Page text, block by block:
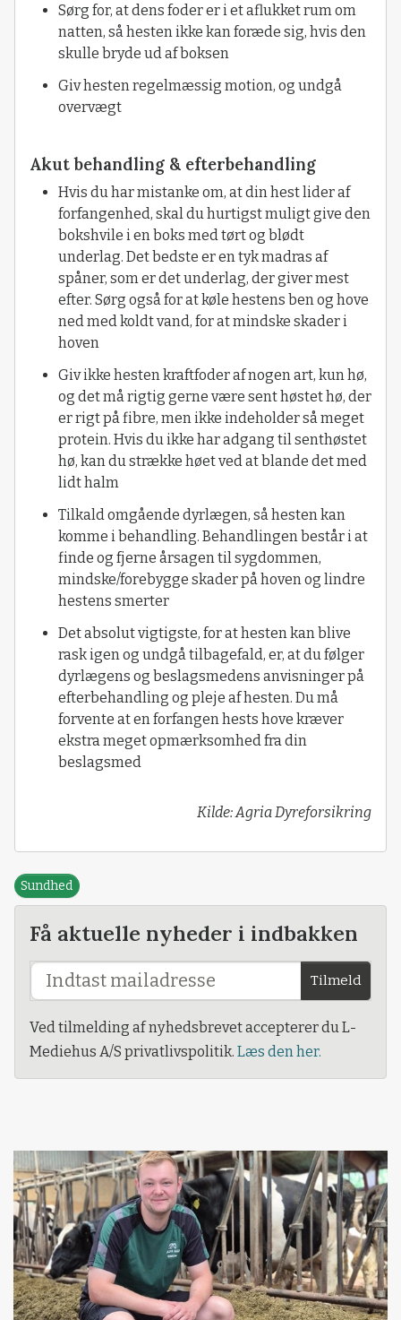
Sørg for, at dens foder er i et aflukket rum om
natten, så hesten ikke kan foræde sig, hvis den
skulle bryde ud af boksen
Giv hesten regelmæssig motion, og undgå
overvægt
Akut behandling & efterbehandling
Hvis du har mistanke om, at din hest lider af
forfangenhed, skal du hurtigst muligt give den
bokshvile i en boks med tørt og blødt
underlag. Det bedste er en tyk madras af
spåner, som er det underlag, der giver mest
efter. Sørg også for at køle hestens ben og hove
ned med koldt vand, for at mindske skader i
hoven
Giv ikke hesten kraftfoder af nogen art, kun hø,
og det må rigtig gerne være sent høstet hø, der
er rigt på fibre, men ikke indeholder så meget
protein. Hvis du ikke har adgang til senthøstet
hø, kan du strække høet ved at blande det med
lidt halm
Tilkald omgående dyrlægen, så hesten kan
komme i behandling. Behandlingen består i at
finde og fjerne årsagen til sygdommen,
mindske/forebygge skader på hoven og lindre
hestens smerter
Det absolut vigtigste, for at hesten kan blive
rask igen og undgå tilbagefald, er, at du følger
dyrlægens og beslagsmedens anvisninger på
efterbehandling og pleje af hesten. Du må
forvente at en forfangen hests hove kræver
ekstra meget opmærksomhed fra din
beslagsmed
Kilde: Agria Dyreforsikring
Sundhed
Få aktuelle nyheder i indbakken
Tilmeld
Ved tilmelding af nyhedsbrevet accepterer du L-
Mediehus A/S privatlivspolitik. Læs den her.